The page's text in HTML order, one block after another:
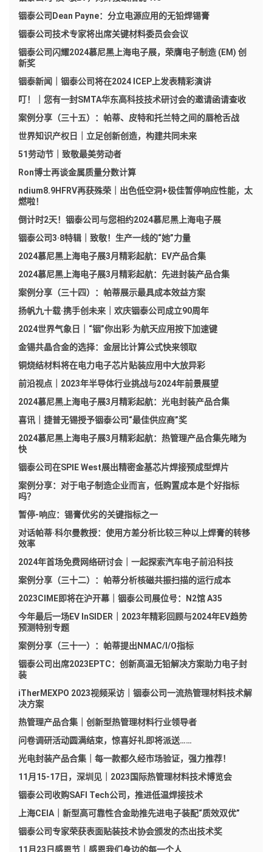
铟泰公司Dean Payne：分立电源应用的无铅焊锡膏
铟泰公司技术专家将出席关键材料委员会会议
铟泰公司闪耀2024慕尼黑上海电子展，荣膺电子制造 (EM) 创
新奖
铟泰新闻｜铟泰公司将在2024 ICEP上发表精彩演讲
叮！｜您有一封SMTA华东高科技技术研讨会的邀请函请查收
案例分享（三十五）：帕蒂、皮特和托兰特之间的唇枪舌战
世界知识产权日｜立足创新创造，构建共同未来
51劳动节｜致敬最美劳动者
Ron博士再谈金属质量分数计算
ndium8.9HFRV再获殊荣｜出色低空洞+极佳暂停响应性能，太
燃啦！
倒计时2天！铟泰公司与您相约2024慕尼黑上海电子展
铟泰公司3·8特辑｜致敬！生产一线的“她”力量
2024慕尼黑上海电子展3月精彩起航：EV产品合集
2024慕尼黑上海电子展3月精彩起航：先进封装产品合集
案例分享（三十四）：帕蒂展示最具成本效益方案
扬帆九十载·携手创未来｜欢庆铟泰公司成立90周年
2024世界气象日｜“铟”你出彩·为航天应用按下加速键
金锡共晶合金的选择：金层比计算公式快来领取
铜烧结材料将在电力电子芯片贴装应用中大放异彩
前沿视点｜2023年半导体行业挑战与2024年前景展望
2024慕尼黑上海电子展3月精彩起航：光电封装产品合集
喜讯｜捷普无锡授予铟泰公司“最佳供应商”奖
2024慕尼黑上海电子展3月精彩起航：热管理产品合集先睹为
快
铟泰公司在SPIE West展出精密金基芯片焊接预成型焊片
案例分享：对于电子制造企业而言，低购置成本是个好指标
吗？
暂停-响应：锡膏优劣的关键指标之一
对话帕蒂·科尔曼教授：使用方差分析比较三种以上焊膏的转移
效率
2024年首场免费网络研讨会｜一起探索汽车电子前沿科技
案例分享（三十二）：帕蒂分析核磁共振扫描的运行成本
2023CIME即将在沪开幕｜铟泰公司展位号：N2馆 A35
今年最后一场EV InSIDER｜2023年精彩回顾与2024年EV趋势
预测特别专题
案例分享（三十一）：帕蒂提出NMAC/I/O指标
铟泰公司出席2023EPTC：创新高温无铅解决方案助力电子封
装
iTherMEXPO 2023视频采访｜铟泰公司一流热管理材料技术解
决方案
热管理产品合集｜创新型热管理材料行业领导者
问卷调研活动圆满结束，惊喜好礼即将派送……
光电封装产品合集｜每一款都久经市场验证，强力推荐！
11月15-17日，深圳见｜2023国际热管理材料技术博览会
铟泰公司收购SAFI Tech公司，推进低温焊接技术
上海CEIA｜新型高可靠性合金助推先进电子装配“质效双优”
铟泰公司专家荣获表面贴装技术协会颁发的杰出技术奖
11月23日感恩节｜感恩我们身边的每一个人